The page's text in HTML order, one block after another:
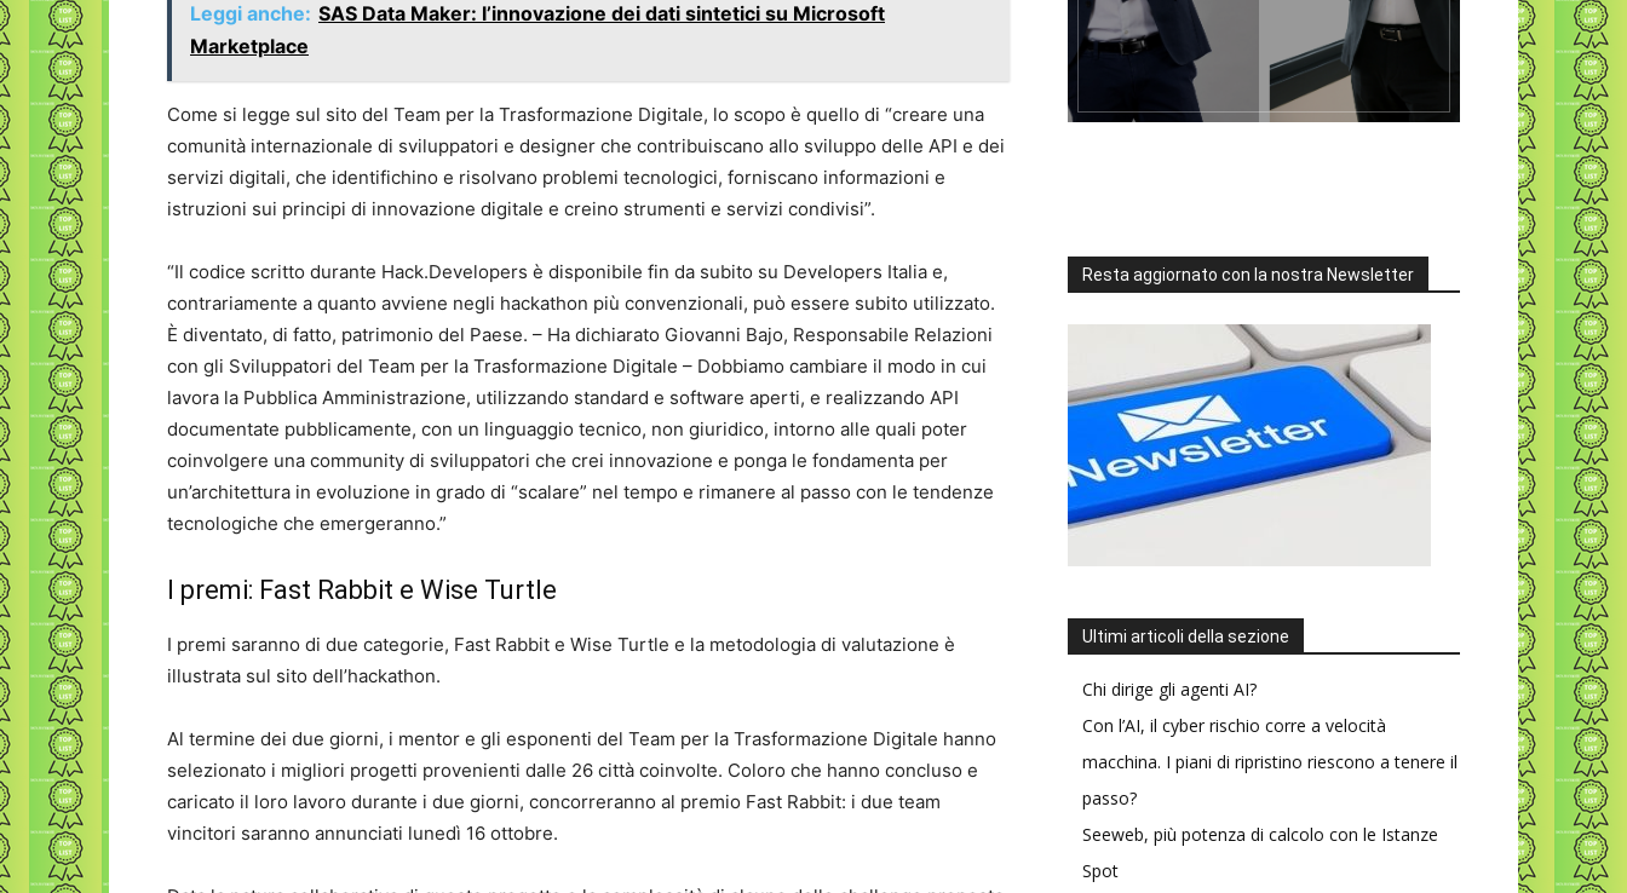
Leggi anche: SAS Data Maker: l’innovazione dei dati sintetici su Microsoft
Marketplace
Come si legge sul sito del Team per la Trasformazione Digitale, lo scopo è quello di “creare una
comunità internazionale di sviluppatori e designer che contribuiscano allo sviluppo delle API e dei
servizi digitali, che identifichino e risolvano problemi tecnologici, forniscano informazioni e
istruzioni sui principi di innovazione digitale e creino strumenti e servizi condivisi”.
“Il codice scritto durante Hack.Developers è disponibile fin da subito su Developers Italia e,
contrariamente a quanto avviene negli hackathon più convenzionali, può essere subito utilizzato.
È diventato, di fatto, patrimonio del Paese. – Ha dichiarato Giovanni Bajo, Responsabile Relazioni
con gli Sviluppatori del Team per la Trasformazione Digitale – Dobbiamo cambiare il modo in cui
lavora la Pubblica Amministrazione, utilizzando standard e software aperti, e realizzando API
documentate pubblicamente, con un linguaggio tecnico, non giuridico, intorno alle quali poter
coinvolgere una community di sviluppatori che crei innovazione e ponga le fondamenta per
un’architettura in evoluzione in grado di “scalare” nel tempo e rimanere al passo con le tendenze
tecnologiche che emergeranno.”
I premi: Fast Rabbit e Wise Turtle
I premi saranno di due categorie, Fast Rabbit e Wise Turtle e la metodologia di valutazione è
illustrata sul sito dell’hackathon.
Al termine dei due giorni, i mentor e gli esponenti del Team per la Trasformazione Digitale hanno
selezionato i migliori progetti provenienti dalle 26 città coinvolte. Coloro che hanno concluso e
caricato il loro lavoro durante i due giorni, concorreranno al premio Fast Rabbit: i due team
vincitori saranno annunciati lunedì 16 ottobre.
Resta aggiornato con la nostra Newsletter
Ultimi articoli della sezione
Chi dirige gli agenti AI?
Con l’AI, il cyber rischio corre a velocità
macchina. I piani di ripristino riescono a tenere il
passo?
Seeweb, più potenza di calcolo con le Istanze
Spot